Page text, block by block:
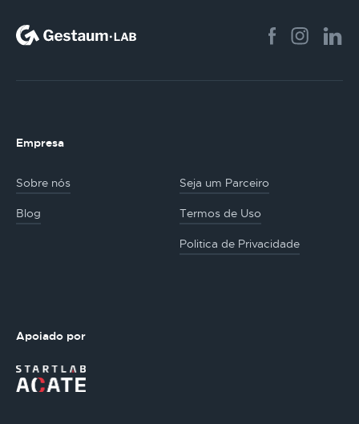
Empresa
Sobre nós Seja um Parceiro
Blog Termos de Uso
Politica de Privacidade
Apoiado por